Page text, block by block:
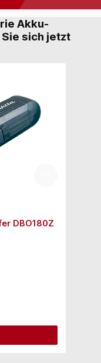
Akku-
sich jetzt
DBO180Z